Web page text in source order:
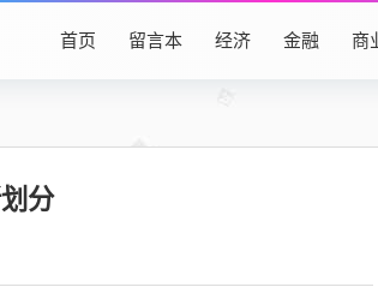
首页 留言本 经济 金融 商
分